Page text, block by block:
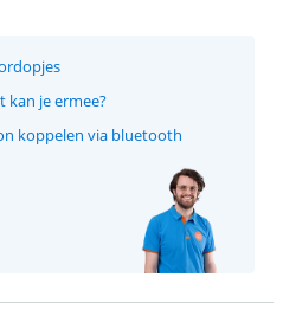
kan je ermee?
koppelen via bluetooth